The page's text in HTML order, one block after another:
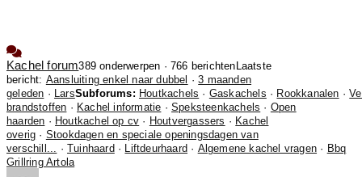
Kachel forum389 onderwerpen · 766 berichten Laatste
bericht: Aansluiting enkel naar dubbel ·3 maanden
geleden · LarsSubforums: Houtkachels · Gaskachels · Rookkanalen ·
brandstoffen · Kachel informatie ·Speksteenkachels · Open
haarden · Houtkachel op cv · Houtvergassers · Kachel
overig · Stookdagen en speciale openingsdagen van
verschill...
·Tuinhaard · Liftdeurhaard · Algemene kachel vragen · Bbq
Grillring Artola